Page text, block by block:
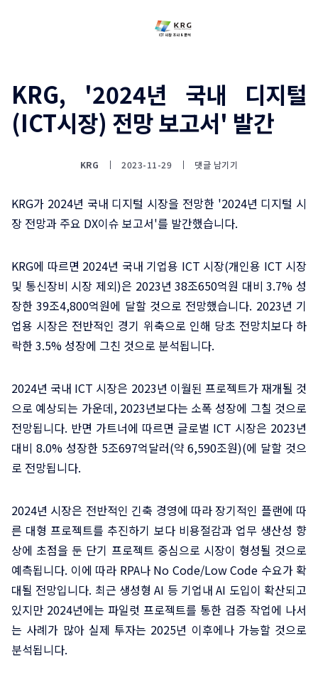
KRG, '2024년 국내 디지털
(ICT시장) 전망 보고서' 발간
KRG 2023-11-29 댓글 남기기
KRG가 2024년 국내 디지털 시장을 전망한 '2024년 디지털 시
장 전망과 주요 DX이슈 보고서'를 발간했습니다.
KRG에 따르면 2024년 국내 기업용 ICT 시장(개인용 ICT 시장
및 통신장비 시장 제외)은 2023년 38조650억원 대비 3.7% 성
장한 39조4,800억원에 달할 것으로 전망했습니다. 2023년 기
업용 시장은 전반적인 경기 위축으로 인해 당초 전망치보다 하
락한 3.5% 성장에 그친 것으로 분석됩니다.
2024년 국내 ICT 시장은 2023년 이월된 프로젝트가 재개될 것
으로 예상되는 가운데, 2023년보다는 소폭 성장에 그칠 것으로
전망됩니다. 반면 가트너에 따르면 글로벌 ICT 시장은 2023년
대비 8.0% 성장한 5조697억달러(약 6,590조원)(에 달할 것으
로 전망됩니다.
2024년 시장은 전반적인 긴축 경영에 따라 장기적인 플랜에 따
른 대형 프로젝트를 추진하기 보다 비용절감과 업무 생산성 향
상에 초점을 둔 단기 프로젝트 중심으로 시장이 형성될 것으로
예측됩니다. 이에 따라 RPA나 No Code/Low Code 수요가 확
대될 전망입니다. 최근 생성형 AI 등 기업내 AI 도입이 확산되고
있지만 2024년에는 파일럿 프로젝트를 통한 검증 작업에 나서
는 사례가 많아 실제 투자는 2025년 이후에나 가능할 것으로
분석됩니다.